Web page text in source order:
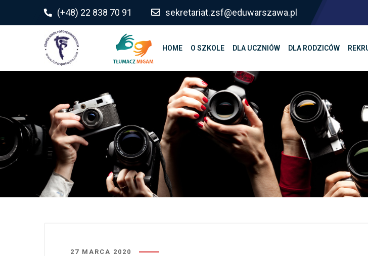
(+48) 22 838 70 91 sekretariat.zsf@eduwarszawa.pl
HOME O SZKOLE DLA UCZNIÓW DLA RODZICÓW
27 MARCA 2020